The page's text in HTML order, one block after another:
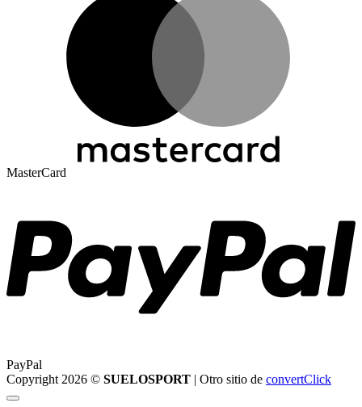
MasterCard
PayPal
Copyright 2026 © SUELOSPORT | Otro sitio de convertClick